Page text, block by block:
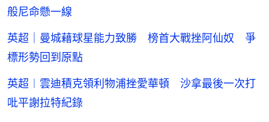
般尼命懸一線
英超｜曼城藉球星能力致勝 榜首大戰挫阿仙奴 爭
標形勢回到原點
英超︱雲迪積克領利物浦挫愛華頓 沙拿最後一次打
吡平謝拉特紀錄